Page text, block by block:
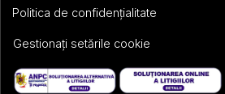
Politica de confidențialitate
Gestionați setările cookie